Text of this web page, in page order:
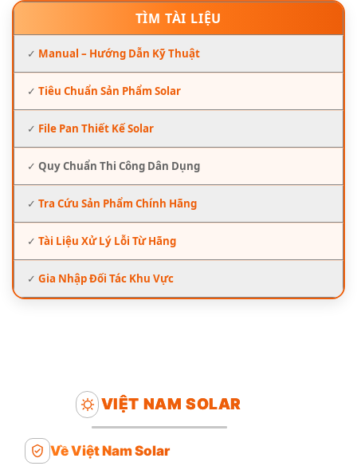
TÌM TÀI LIỆU
✓ Manual – Hướng Dẫn Kỹ Thuật
✓ Tiêu Chuẩn Sản Phẩm Solar
✓ File Pan Thiết Kế Solar
✓ Quy Chuẩn Thi Công Dân Dụng
✓ Tra Cứu Sản Phẩm Chính Hãng
✓ Tài Liệu Xử Lý Lỗi Từ Hãng
✓ Gia Nhập Đối Tác Khu Vực
VIỆT NAM SOLAR
Về Việt Nam Solar